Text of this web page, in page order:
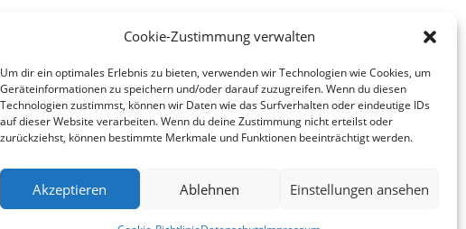
Cookie-Zustimmung verwalten
Um dir ein optimales Erlebnis zu bieten, verwenden wir Technologien wie Cookies, um
Geräteinformationen zu speichern und/oder darauf zuzugreifen. Wenn du diesen
Technologien zustimmst, können wir Daten wie das Surfverhalten oder eindeutige IDs
auf dieser Website verarbeiten. Wenn du deine Zustimmung nicht erteilst oder
zurückziehst, können bestimmte Merkmale und Funktionen beeinträchtigt werden.
Akzeptieren Ablehnen Einstellungen ansehen